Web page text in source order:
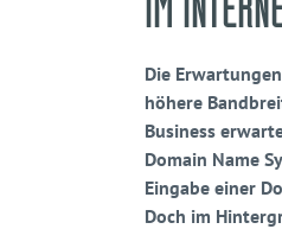
Die
höhere
Business
Domain Name
Eingabe einer
Doch im